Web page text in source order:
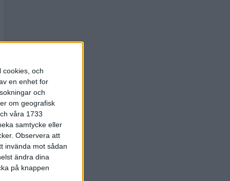
cookies, och
en enhet for
och
om geografisk
våra 1733
samtycke eller
Observera att
invända mot sådan
ändra dina
på knappen